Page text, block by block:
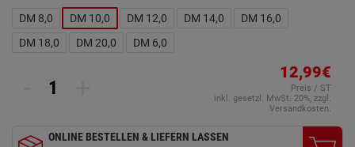
DM 8,0 DM 10,0 DM 12,0 DM 14,0
DM 16,0
DM 18,0
DM 20,0 DM 6,0
12,99€
Preis / ST
inkl. gesetzl. MwSt. 20%, zzgl.
Versandkosten.
ONLINE BESTELLEN & LIEFERN LASSEN